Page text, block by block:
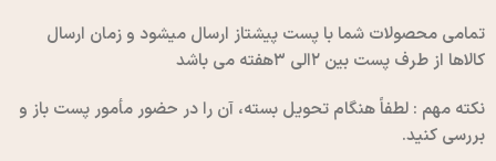
تمامی محصولات شما با پست پیشتاز ارسال میشود و زمان ارسال
کالاها از طرف پست بین ۲الی ۳هفته می باشد
نکته مهم : لطفاً هنگام تحویل بسته، آن را در حضور مأمور پست باز و
بررسی کنید.